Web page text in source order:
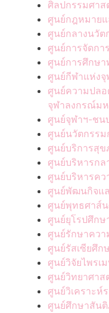
ศิลปกรรมศาส
ศูนย์กฎหมาย
ศูนย์กลางนวัต
ศูนย์การจัดกา
ศูนย์การศึกษา
ศูนย์กีฬาแห่งจุ
ศูนย์ความปล
จุฬาลงกรณ์ม
ศูนย์จุฬาฯ-ชน
ศูนย์นวัตกรรม
ศูนย์บริการสุ
ศูนย์บริหารกล
ศูนย์บริหารคว
ศูนย์พัฒนกิจแ
ศูนย์พุทธศาส์
ศูนย์ยุโรปศึกษ
ศูนย์รักษาควา
ศูนย์รัสเซียศึก
ศูนย์วิจัยไพรเ
ศูนย์วิทยาศาส
ศูนย์วิเคราะห์
ศูนย์ศึกษาสัน